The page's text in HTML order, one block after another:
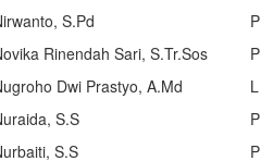
S.Pd
P
Rinendah Sari, S.Tr.Sos
P
Dwi Prastyo, A.Md
L
S.S
P
S.S P